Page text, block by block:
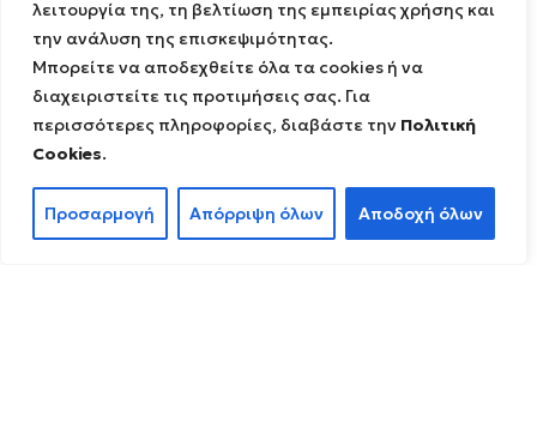
λειτουργία της, τη βελτίωση της εμπειρίας χρήσης και
την ανάλυση της επισκεψιμότητας.
Μπορείτε να αποδεχθείτε όλα τα cookies ή να
διαχειριστείτε τις προτιμήσεις σας. Για
περισσότερες πληροφορίες, διαβάστε την Πολιτική
Cookies.
Προσαρμογή Απόρριψη όλων Αποδοχή όλων
Εκπαίδευση
Εφαρμογή διαδραστικού χάρτη
Επικοινωνία
NEWSLETTER
ΑΚΟΛΟΥΘΉΣΤΕ ΜΑΣ